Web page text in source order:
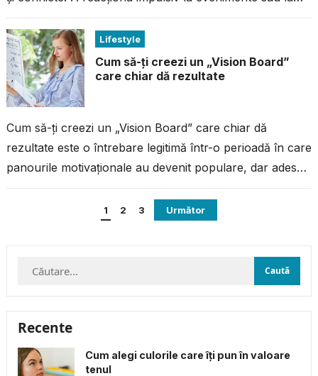
Lifestyle
Cum să-ți creezi un „Vision Board”
care chiar dă rezultate
Cum să-ți creezi un „Vision Board” care chiar dă
rezultate este o întrebare legitimă într-o perioadă în care
panourile motivaționale au devenit populare, dar adesea
1 2 3 Următor
Caută
Recente
Cum alegi culorile care îți pun în valoare
tenul